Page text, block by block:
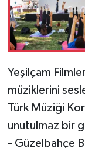
Yeşilçam
müziklerini
Türk Müziği
unutulmaz bir
- Güzelbahçe